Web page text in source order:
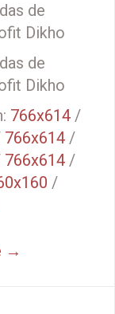
de
Dikho
de
Dikho
766x614/
766x614/
766x614/
/
→